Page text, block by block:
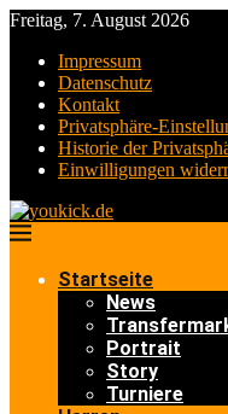
Freitag, 7. August 2026
Impressum
Datenschutz
Kontakt
Privatsphäre-
Historie der
Einwilligungen
Startseite
News
Portrait
Story
Turniere